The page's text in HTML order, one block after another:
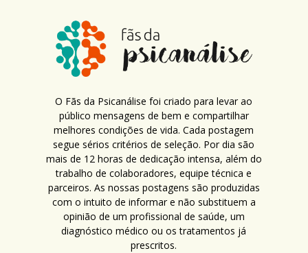
O Fãs da Psicanálise foi criado para levar ao
público mensagens de bem e compartilhar
melhores condições de vida. Cada postagem
segue sérios critérios de seleção. Por dia são
mais de 12 horas de dedicação intensa, além do
trabalho de colaboradores, equipe técnica e
parceiros. As nossas postagens são produzidas
com o intuito de informar e não substituem a
opinião de um profissional de saúde, um
diagnóstico médico ou os tratamentos já
prescritos.